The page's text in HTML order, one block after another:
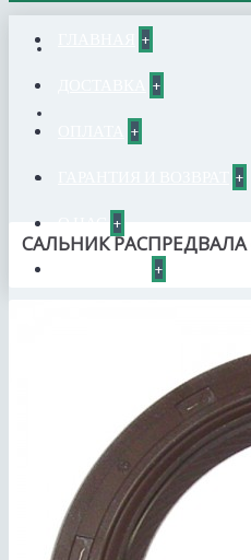
+
+
+
+
+
+
САЛЬНИК РАСПРЕДВАЛА